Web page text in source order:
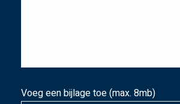
Voeg een bijlage toe (max. 8mb)